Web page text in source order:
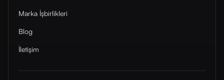
Marka İşbirlikleri
Blog
İletişim